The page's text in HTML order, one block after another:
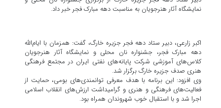
نمایشگاه آثار هنرجویان به مناسبت دهه مبارک فجر خبر داد.
اکبر زارعی، دبیر ستاد دهه فجر جزیره خارگ، گفت: همزمان با ایام‌الله
دهه مبارک فجر، جشنواره نان محلی و نمایشگاه آثار هنرجویان
کلاس‌های آموزشی شرکت پایانه‌های نفتی ایران در مجتمع فرهنگی
هنری صدف جزیره خارگ برگزار شد.
وی افزود: این برنامه با هدف معرفی توانمندی‌های بومی، حمایت از
فعالیت‌های فرهنگی و هنری و گرامیداشت ارزش‌های انقلاب اسلامی
اجرا شد و با استقبال خوب شهروندان همراه بود.